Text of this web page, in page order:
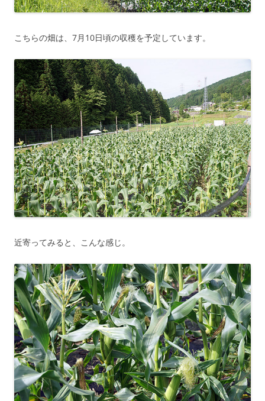
こちらの畑は、7月10日頃の収穫を予定しています。
近寄ってみると、こんな感じ。